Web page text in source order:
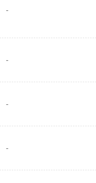
-
-
-
-